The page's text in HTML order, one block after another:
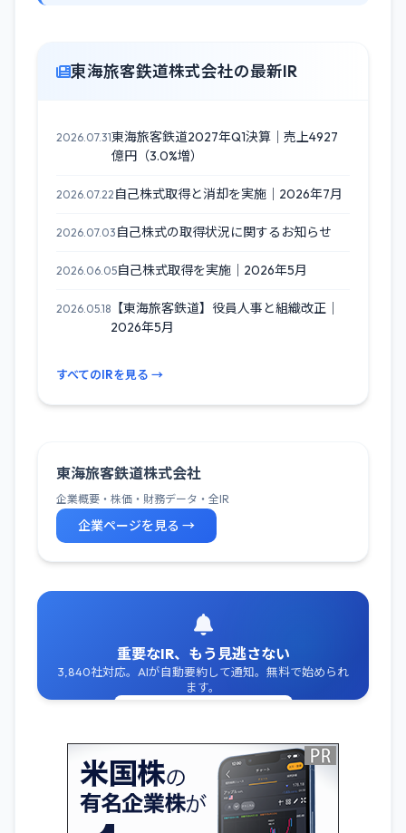
東海旅客鉄道株式会社の最新IR
2026.07.31東海旅客鉄道2027年Q1決算｜売上4927
億円（3.0%増）
2026.07.22 自己株式取得と消却を実施｜2026年7月
2026.07.03 自己株式の取得状況に関するお知らせ
2026.06.05自己株式取得を実施｜2026年5月
2026.05.18 【東海旅客鉄道】役員人事と組織改正｜
2026年5月
すべてのIRを見る →
東海旅客鉄道株式会社
企業概要・株価・財務データ・全IR
企業ページを見る →
重要なIR、もう見逃さない
3,840社対応。AIが自動要約して通知。無料で始められ
ます。